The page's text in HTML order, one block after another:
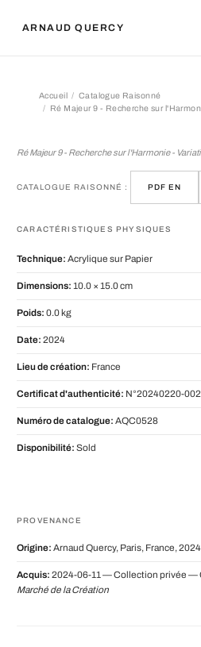
ARNAUD QUERCY
Accueil
Catalogue Raisonné
Ré Majeur 9 - Recherche sur
Ré Majeur 9 - Recherche sur l'Harmonie -
CATALOGUE RAISONNÉ : PDF EN
CARACTÉRISTIQUES PHYSIQUES
Technique: Acrylique sur Papier
Dimensions: 10.0 × 15.0 cm
Poids: 0.0 kg
Date: 2024
Lieu de création: France
Certificat d'authenticité: N°20240220-
Numéro de catalogue: AQC0528
Disponibilité: Sold
PROVENANCE
Origine: Arnaud Quercy, Paris, France, 2024
Acquis: 2024-06-11 — Collection privée —
Marché de la Création